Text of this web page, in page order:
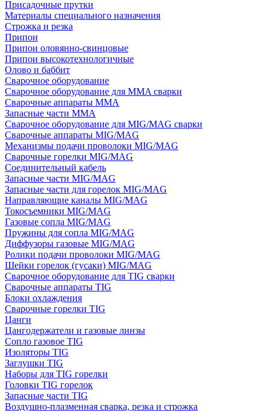
Присадочные прутки
Материалы специального назначения
Строжка и резка
Припои
Припои оловянно-свинцовые
Припои высокотехнологичные
Олово и баббит
Сварочное оборудование
Сварочное оборудование для MMA сварки
Сварочные аппараты MMA
Запасные части MMA
Сварочное оборудование для MIG/MAG сварки
Сварочные аппараты MIG/MAG
Механизмы подачи проволоки MIG/MAG
Сварочные горелки MIG/MAG
Соединительный кабель
Запасные части MIG/MAG
Запасные части для горелок MIG/MAG
Направляющие каналы MIG/MAG
Токосъемники MIG/MAG
Газовые сопла MIG/MAG
Пружины для сопла MIG/MAG
Диффузоры газовые MIG/MAG
Ролики подачи проволоки MIG/MAG
Шейки горелок (гусаки) MIG/MAG
Сварочное оборудование для TIG сварки
Сварочные аппараты TIG
Блоки охлаждения
Сварочные горелки TIG
Цанги
Цангодержатели и газовые линзы
Сопло газовое TIG
Изоляторы TIG
Заглушки TIG
Наборы для TIG горелки
Головки TIG горелок
Запасные части TIG
Воздушно-плазменная сварка, резка и строжка